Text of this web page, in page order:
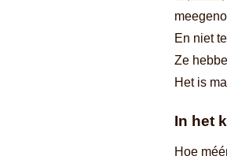
En niet
Ze
Het is
In het
Hoe